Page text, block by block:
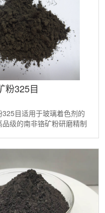
粉325目
325目适用于玻璃着色剂的
级的南非铬矿粉研磨精制